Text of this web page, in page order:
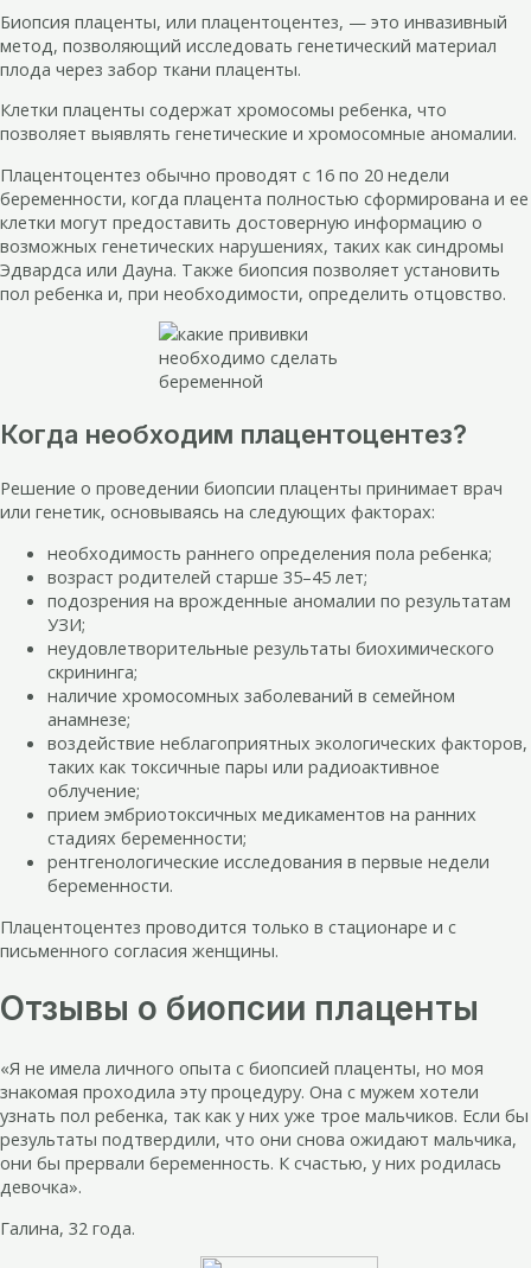
Биопсия плаценты, или плацентоцентез, — это инвазивный
метод, позволяющий исследовать генетический материал
плода через забор ткани плаценты.
Клетки плаценты содержат хромосомы ребенка, что
позволяет выявлять генетические и хромосомные аномалии.
Плацентоцентез обычно проводят с 16 по 20 недели
беременности, когда плацента полностью сформирована и ее
клетки могут предоставить достоверную информацию о
возможных генетических нарушениях, таких как синдромы
Эдвардса или Дауна. Также биопсия позволяет установить
пол ребенка и, при необходимости, определить отцовство.
Когда необходим плацентоцентез?
Решение о проведении биопсии плаценты принимает врач
или генетик, основываясь на следующих факторах:
необходимость раннего определения пола ребенка;
возраст родителей старше 35–45 лет;
подозрения на врожденные аномалии по результатам
УЗИ;
неудовлетворительные результаты биохимического
скрининга;
наличие хромосомных заболеваний в семейном
анамнезе;
воздействие неблагоприятных экологических факторов,
таких как токсичные пары или радиоактивное
облучение;
прием эмбриотоксичных медикаментов на ранних
стадиях беременности;
рентгенологические исследования в первые недели
беременности.
Плацентоцентез проводится только в стационаре и с
письменного согласия женщины.
Отзывы о биопсии плаценты
«Я не имела личного опыта с биопсией плаценты, но моя
знакомая проходила эту процедуру. Она с мужем хотели
узнать пол ребенка, так как у них уже трое мальчиков. Если бы
результаты подтвердили, что они снова ожидают мальчика,
они бы прервали беременность. К счастью, у них родилась
девочка».
Галина, 32 года.